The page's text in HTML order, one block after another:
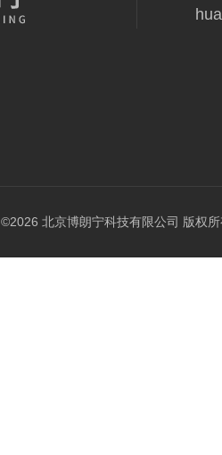
©2026 北京博朗宁科技有限公司 版权